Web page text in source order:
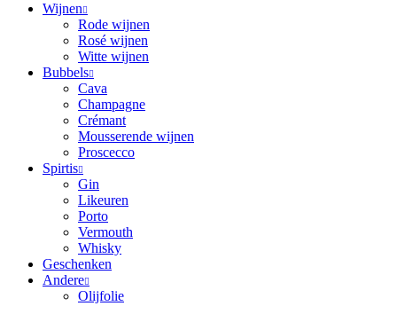
Wijnen
Rode wijnen
Rosé wijnen
Witte wijnen
Bubbels
Cava
Champagne
Crémant
Mousserende wijnen
Proscecco
Spirtis
Gin
Likeuren
Porto
Vermouth
Whisky
Geschenken
Andere
Olijfolie